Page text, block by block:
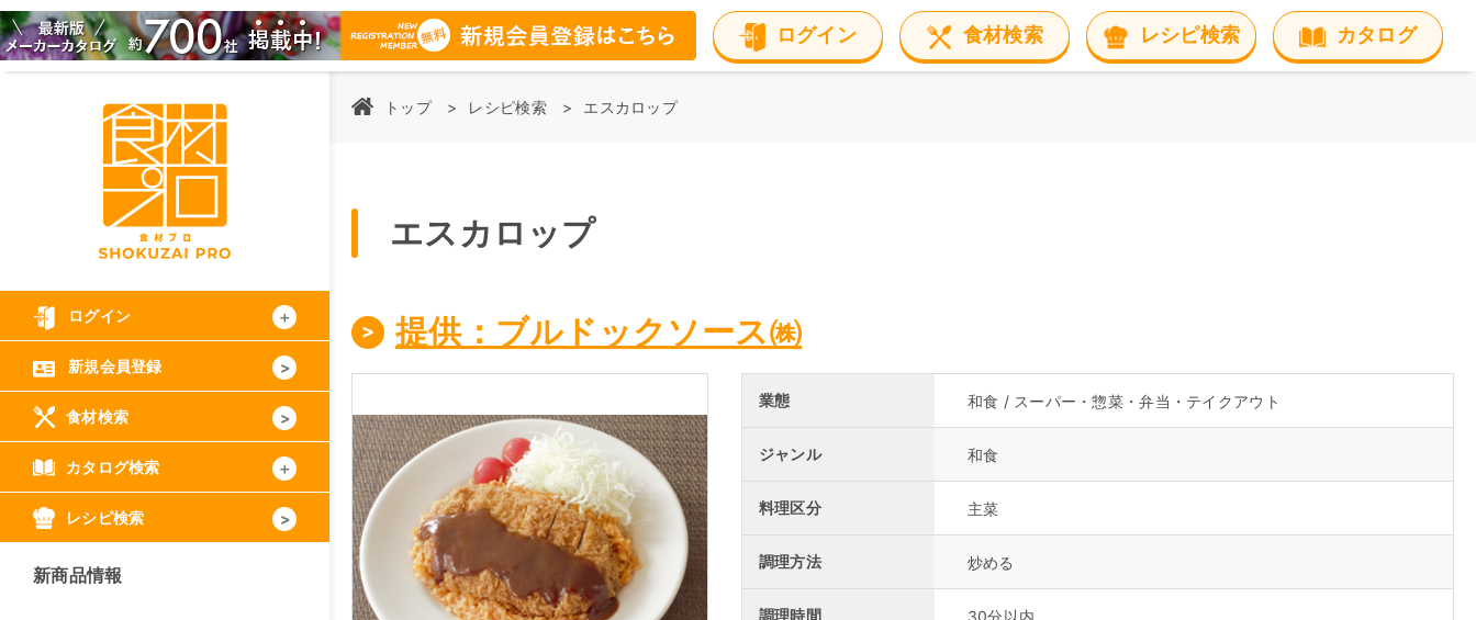
ログイン 食材検索 レシピ検索 カタログ
ログイン
新規会員登録
食材検索
カタログ検索
レシピ検索
新商品情報
トップ レシピ検索 エスカロップ
エスカロップ
提供：ブルドックソース㈱
業態 和食 / スーパー・惣菜・弁当・テイクアウト
ジャンル 和食
料理区分 主菜
調理方法 炒める
調理時間 30分以内